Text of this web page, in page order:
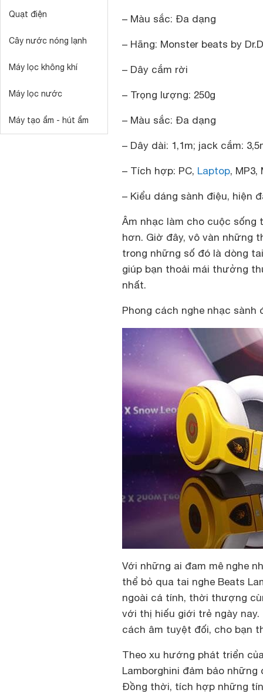
Quạt điện
Cây nước nóng lạnh
Máy lọc không khí
Máy lọc nước
Máy tạo ẩm - hút ẩm
– Màu sắc: Đa dạng
– Hãng: Monster beats by
– Dây cắm rời
– Trọng lượng: 250g
– Màu sắc: Đa dạng
– Dây dài: 1,1m; jack cắm:
– Tích hợp: PC, Laptop,
– Kiểu dáng sành điệu, hiện
Âm nhạc làm cho cuộc sống
hơn. Giờ đây, vô vàn những
trong những số đó là dòng
giúp bạn thoải mái thưởng
nhất.
Phong cách nghe nhạc sành
Với những ai đam mê nghe
thể bỏ qua tai nghe Beats
ngoài cá tính, thời thượng
với thị hiếu giới trẻ ngày
cách âm tuyệt đối, cho bạn
Theo xu hướng phát triển
Lamborghini đảm bảo
Đồng thời, tích hợp những